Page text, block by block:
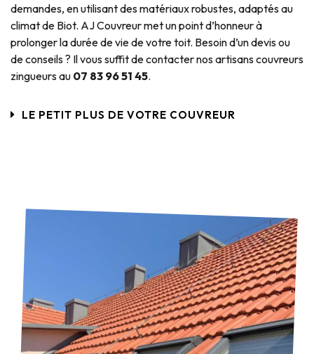
demandes, en utilisant des matériaux robustes, adaptés au
climat de Biot. AJ Couvreur met un point d’honneur à
prolonger la durée de vie de votre toit. Besoin d’un devis ou
de conseils ? Il vous suffit de contacter nos artisans couvreurs
zingueurs au 07 83 96 51 45.
LE PETIT PLUS DE VOTRE COUVREUR